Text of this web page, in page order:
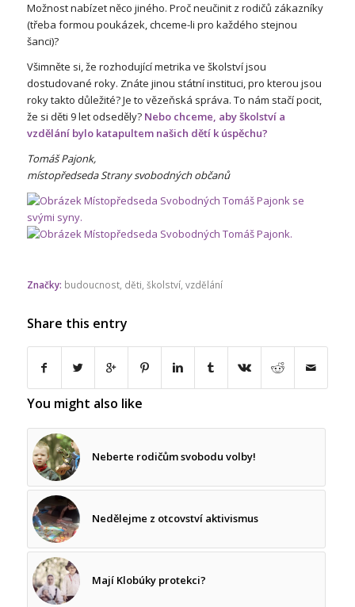
Možnost nabízet něco jiného. Proč neučinit z rodičů zákazníky
(třeba formou poukázek, chceme-li pro každého stejnou
šanci)?
Všimněte si, že rozhodující metrika ve školství jsou
dostudované roky. Znáte jinou státní instituci, pro kterou jsou
roky takto důležité? Je to vězeňská správa. To nám stačí pocit,
že si děti 9 let odseděly?Nebo chceme, aby školství a
vzdělání bylo katapultem našich dětí k úspěchu?
Tomáš Pajonk,
místopředseda Strany svobodných občanů
Značky: budoucnost, děti, školství, vzdělání
Share this entry
You might also like
Neberte rodičům svobodu volby!
Nedělejme z otcovství aktivismus
Mají Klobúky protekci?